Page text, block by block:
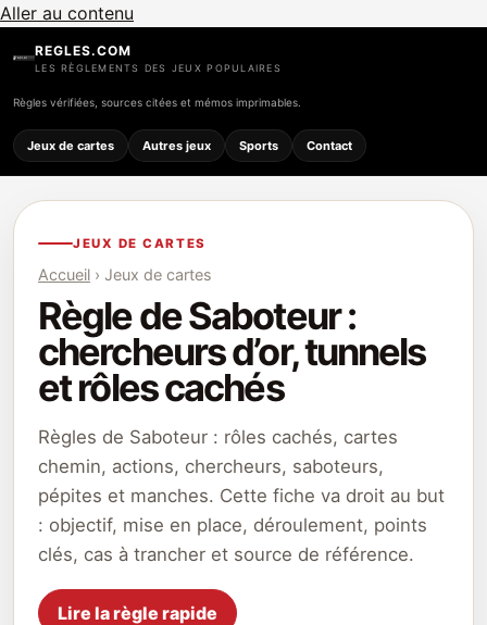
Aller au contenu
REGLES.COM
LES RÈGLEMENTS DES JEUX POPULAIRES
Règles vérifiées, sources citées et mémos imprimables.
Jeux de cartes Autres jeux Sports Contact
JEUX DE CARTES
Accueil › Jeux de cartes
Règle de Saboteur :
chercheurs d’or, tunnels
et rôles cachés
Règles de Saboteur : rôles cachés, cartes
chemin, actions, chercheurs, saboteurs,
pépites et manches. Cette fiche va droit au but
: objectif, mise en place, déroulement, points
clés, cas à trancher et source de référence.
Lire la règle rapide